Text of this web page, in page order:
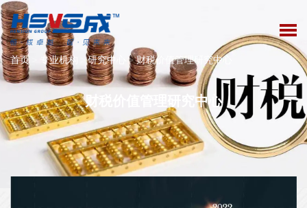
财税价值管理研究中心
首页 专业机构 研究中心 > 财税价值管理研究中心